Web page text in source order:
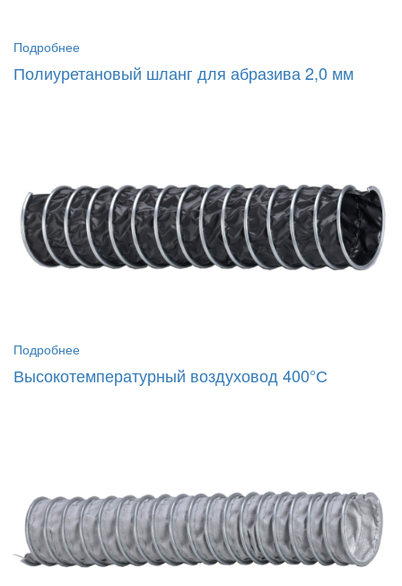
Подробнее
Полиуретановый шланг для абразива 2,0 мм
Подробнее
Высокотемпературный воздуховод 400°С